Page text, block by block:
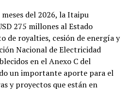
del 2026, la Itaipu
275 millones al Estado
de royalties, cesión de energía y
Nacional de Electricidad
en el Anexo C del
un importante aporte para el
y proyectos que están en